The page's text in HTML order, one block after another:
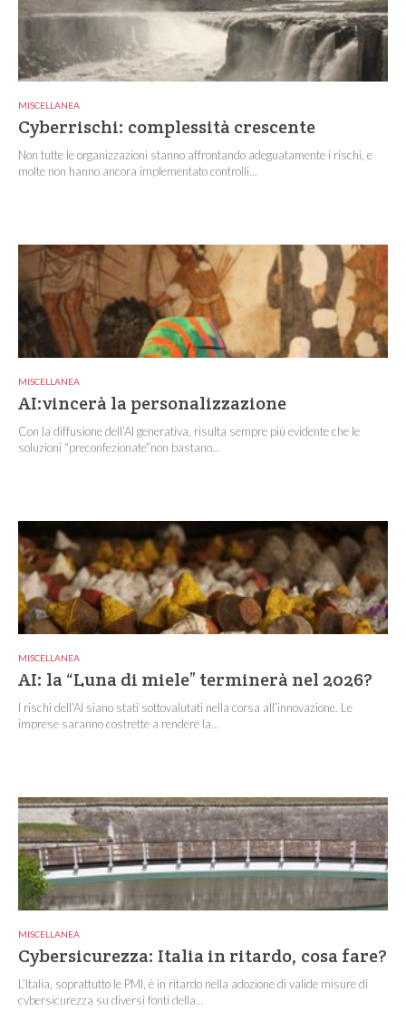
MISCELLANEA
Cyberrischi: complessità crescente
Non tutte le organizzazioni stanno affrontando adeguatamente i rischi, e
molte non hanno ancora implementato controlli...
MISCELLANEA
AI:vincerà la personalizzazione
Con la diffusione dell’AI generativa, risulta sempre più evidente che le
soluzioni “preconfezionate”non bastano...
MISCELLANEA
AI: la “Luna di miele” terminerà nel 2026?
I rischi dell’AI siano stati sottovalutati nella corsa all’innovazione. Le
imprese saranno costrette a rendere la...
MISCELLANEA
Cybersicurezza: Italia in ritardo, cosa fare?
L’Italia, soprattutto le PMI, è in ritardo nella adozione di valide misure di
cybersicurezza su diversi fonti della...